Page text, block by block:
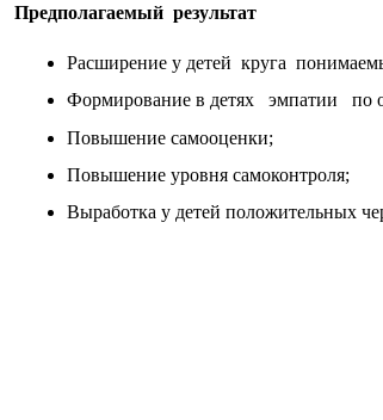
Предполагаемый результат
Расширение у детей круга
Формирование в детях эмпатии
Повышение самооценки;
Повышение уровня самоконтроля;
Выработка у детей положительных